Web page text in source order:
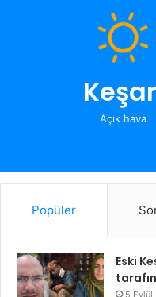
Açık hava
Popüler
Eski
5 Eylül